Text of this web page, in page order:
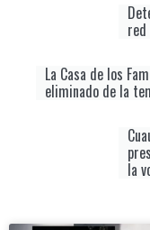
La Casa de los
eliminado de la
la